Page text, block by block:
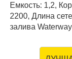
Емкость: 1,2,
2200, Длина
залива